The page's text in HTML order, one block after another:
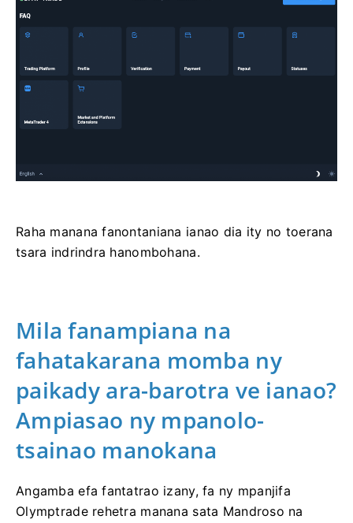
Raha manana fanontaniana ianao dia ity no toerana
tsara indrindra hanombohana.
Mila fanampiana na
fahatakarana momba ny
paikady ara-barotra ve ianao?
Ampiasao ny mpanolo-
tsainao manokana
Angamba efa fantatrao izany, fa ny mpanjifa
Olymptrade rehetra manana sata Mandroso na